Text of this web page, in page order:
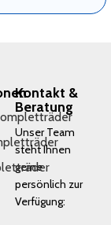
Kontakt &
Beratung
Unser Team
steht Ihnen
gerne
persönlich zur
Verfügung: